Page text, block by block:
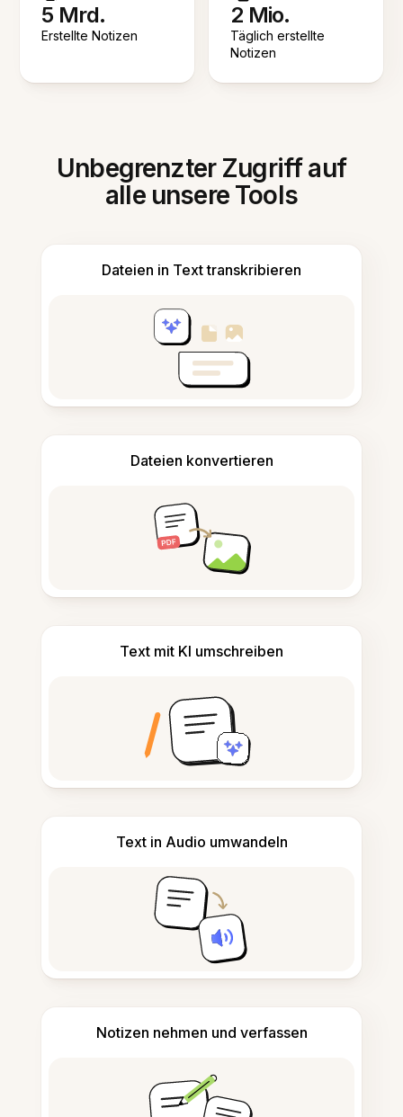
5 Mrd.
Erstellte Notizen
2 Mio.
Täglich erstellte
Notizen
Unbegrenzter Zugriff auf
alle unsere Tools
Dateien in Text transkribieren
Dateien konvertieren
Text mit KI umschreiben
Text in Audio umwandeln
Notizen nehmen und verfassen